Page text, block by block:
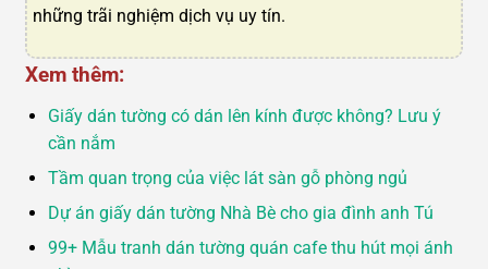
những trãi nghiệm dịch vụ uy tín.
Xem thêm:
Giấy dán tường có dán lên kính được không? Lưu ý
cần nắm
Tầm quan trọng của việc lát sàn gỗ phòng ngủ
Dự án giấy dán tường Nhà Bè cho gia đình anh Tú
99+ Mẫu tranh dán tường quán cafe thu hút mọi ánh